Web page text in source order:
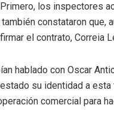
los inspectores
constataron
el contrato, Correia
hablado con Oscar
su identidad a
comercial para